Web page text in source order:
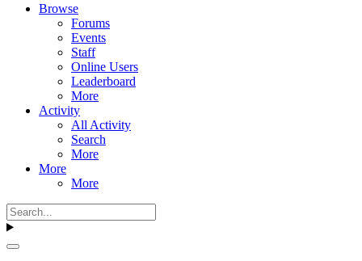
Browse
Forums
Events
Staff
Online Users
Leaderboard
More
Activity
All Activity
Search
More
More
More